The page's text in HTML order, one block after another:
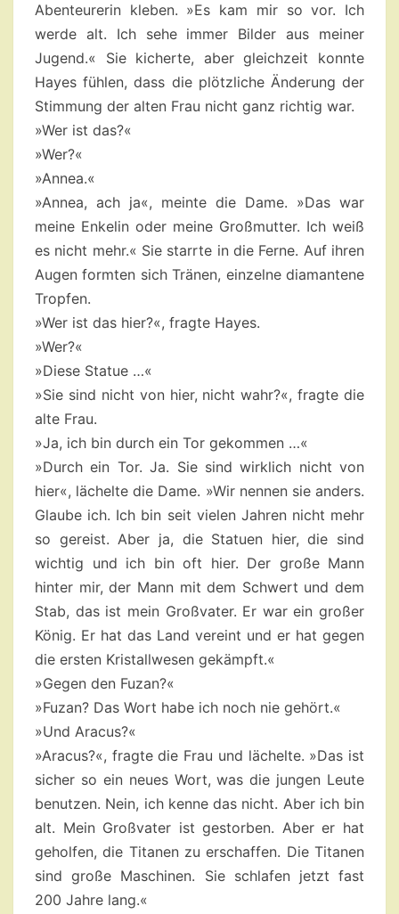
Abenteurerin kleben. »Es kam mir so vor. Ich
werde alt. Ich sehe immer Bilder aus meiner
Jugend.« Sie kicherte, aber gleichzeit konnte
Hayes fühlen, dass die plötzliche Änderung der
Stimmung der alten Frau nicht ganz richtig war.
»Wer ist das?«
»Wer?«
»Annea.«
»Annea, ach ja«, meinte die Dame. »Das war
meine Enkelin oder meine Großmutter. Ich weiß
es nicht mehr.« Sie starrte in die Ferne. Auf ihren
Augen formten sich Tränen, einzelne diamantene
Tropfen.
»Wer ist das hier?«, fragte Hayes.
»Wer?«
»Diese Statue …«
»Sie sind nicht von hier, nicht wahr?«, fragte die
alte Frau.
»Ja, ich bin durch ein Tor gekommen …«
»Durch ein Tor. Ja. Sie sind wirklich nicht von
hier«, lächelte die Dame. »Wir nennen sie anders.
Glaube ich. Ich bin seit vielen Jahren nicht mehr
so gereist. Aber ja, die Statuen hier, die sind
wichtig und ich bin oft hier. Der große Mann
hinter mir, der Mann mit dem Schwert und dem
Stab, das ist mein Großvater. Er war ein großer
König. Er hat das Land vereint und er hat gegen
die ersten Kristallwesen gekämpft.«
»Gegen den Fuzan?«
»Fuzan? Das Wort habe ich noch nie gehört.«
»Und Aracus?«
»Aracus?«, fragte die Frau und lächelte. »Das ist
sicher so ein neues Wort, was die jungen Leute
benutzen. Nein, ich kenne das nicht. Aber ich bin
alt. Mein Großvater ist gestorben. Aber er hat
geholfen, die Titanen zu erschaffen. Die Titanen
sind große Maschinen. Sie schlafen jetzt fast
200 Jahre lang.«